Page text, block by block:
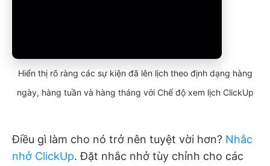
Hiển thị rõ ràng các sự kiện đã lên lịch theo định dạng hàng
ngày, hàng tuần và hàng tháng với Chế độ xem lịch ClickUp
Điều gì làm cho nó trở nên tuyệt vời hơn? Nhắc
nhở ClickUp. Đặt nhắc nhở tùy chỉnh cho các